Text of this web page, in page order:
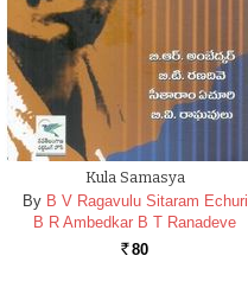
Kula Samasya
By B V Ragavulu Sitaram Echuri
B R Ambedkar B T Ranadeve
Rs. 80